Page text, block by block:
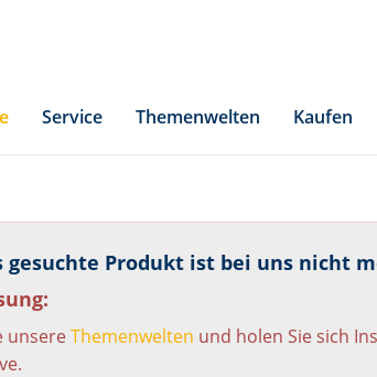
Service Themenwelten Kaufen
gesuchte Produkt ist bei uns nicht
unsereThemenwelten und holen Sie sich